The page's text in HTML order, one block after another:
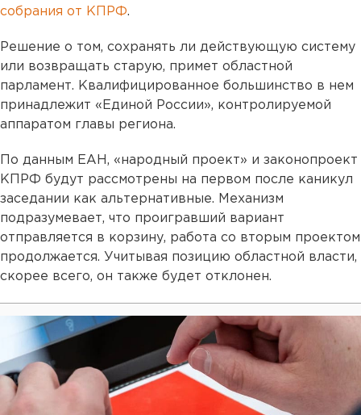
собрания от КПРФ.
Решение о том, сохранять ли действующую систему
или возвращать старую, примет областной
парламент. Квалифицированное большинство в нем
принадлежит «Единой России», контролируемой
аппаратом главы региона.
По данным ЕАН, «народный проект» и законопроект
КПРФ будут рассмотрены на первом после каникул
заседании как альтернативные. Механизм
подразумевает, что проигравший вариант
отправляется в корзину, работа со вторым проектом
продолжается. Учитывая позицию областной власти,
скорее всего, он также будет отклонен.